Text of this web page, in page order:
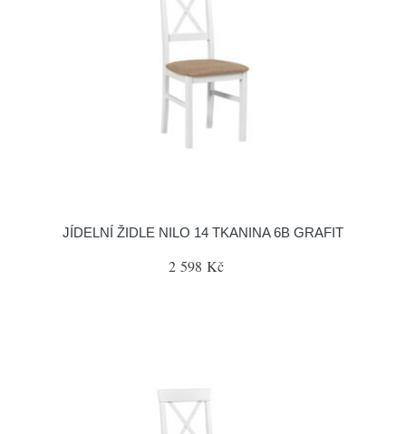
JÍDELNÍ ŽIDLE NILO 14 TKANINA 6B GRAFIT
2 598 Kč